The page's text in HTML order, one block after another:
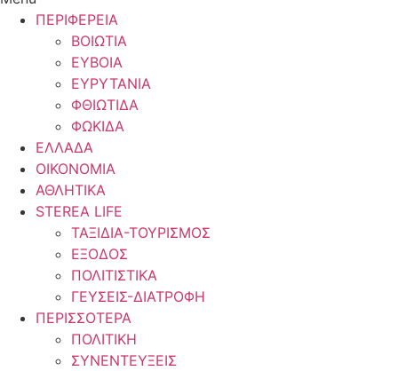
ΠΕΡΙΦΕΡΕΙΑ
ΒΟΙΩΤΙΑ
ΕΥΒΟΙΑ
ΕΥΡΥΤΑΝΙΑ
ΦΘΙΩΤΙΔΑ
ΦΩΚΙΔΑ
ΕΛΛΑΔΑ
ΟΙΚΟΝΟΜΙΑ
ΑΘΛΗΤΙΚΑ
STEREA LIFE
ΤΑΞΙΔΙΑ-ΤΟΥΡΙΣΜΟΣ
ΕΞΟΔΟΣ
ΠΟΛΙΤΙΣΤΙΚΑ
ΓΕΥΣΕΙΣ-ΔΙΑΤΡΟΦΗ
ΠΕΡΙΣΣΟΤΕΡΑ
ΠΟΛΙΤΙΚΗ
ΣΥΝΕΝΤΕΥΞΕΙΣ